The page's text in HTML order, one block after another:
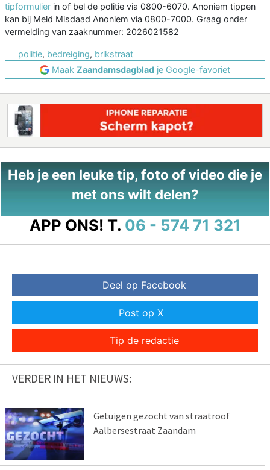
tipformulier in of bel de politie via 0800-6070. Anoniem tippen
kan bij Meld Misdaad Anoniem via 0800-7000. Graag onder
vermelding van zaaknummer: 2026021582
politie, bedreiging, brikstraat
Maak Zaandamsdagblad je Google-favoriet
Heb je een leuke tip, foto of video die je
met ons wilt delen?
APP ONS! T. 06 - 574 71 321
Deel op Facebook
Post op X
Tip de redactie
VERDER IN HET NIEUWS:
Getuigen gezocht van straatroof
Aalbersestraat Zaandam